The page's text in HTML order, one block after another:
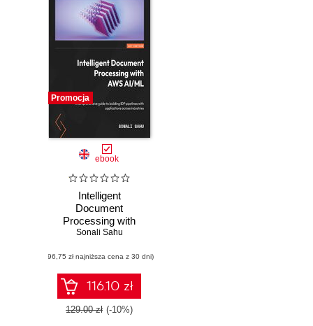
Promocja
ebook
Intelligent
Document
Processing with
AWS AI/ML. A
guide to building
IDP pipelines with
applications across
industries
Sonali Sahu
(96,75 zł najniższa cena z 30 dni)
116.10 zł
129.00 zł (-10%)